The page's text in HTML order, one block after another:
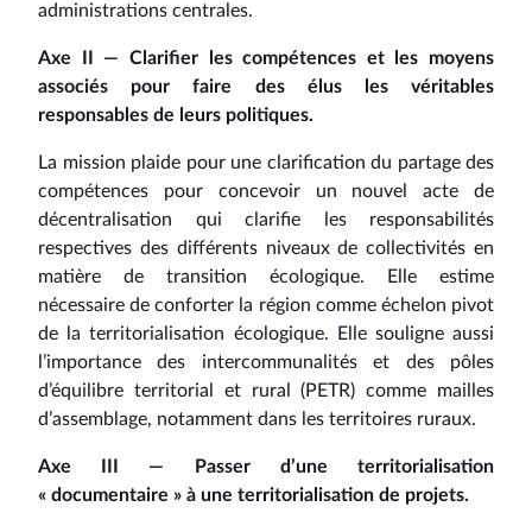
administrations centrales.
Axe II — Clarifier les compétences et les moyens
associés pour faire des élus les véritables
responsables de leurs politiques.
La mission plaide pour une clarification du partage des
compétences pour concevoir un nouvel acte de
décentralisation qui clarifie les responsabilités
respectives des différents niveaux de collectivités en
matière de transition écologique. Elle estime
nécessaire de conforter la région comme échelon pivot
de la territorialisation écologique. Elle souligne aussi
l’importance des intercommunalités et des pôles
d’équilibre territorial et rural (PETR) comme mailles
d’assemblage, notamment dans les territoires ruraux.
Axe III — Passer d’une territorialisation
« documentaire » à une territorialisation de projets.